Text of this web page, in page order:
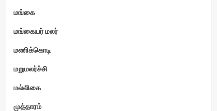
மங்கை
மங்கையர் மலர்
மணிக்கொடி
மறுமலர்ச்சி
மல்லிகை
முத்தாரம்